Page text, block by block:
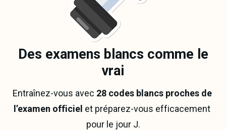
Des examens blancs comme le
vrai
Entraînez-vous avec 28 codes blancs proches de
l’examen officiel et préparez-vous efficacement
pour le jour J.